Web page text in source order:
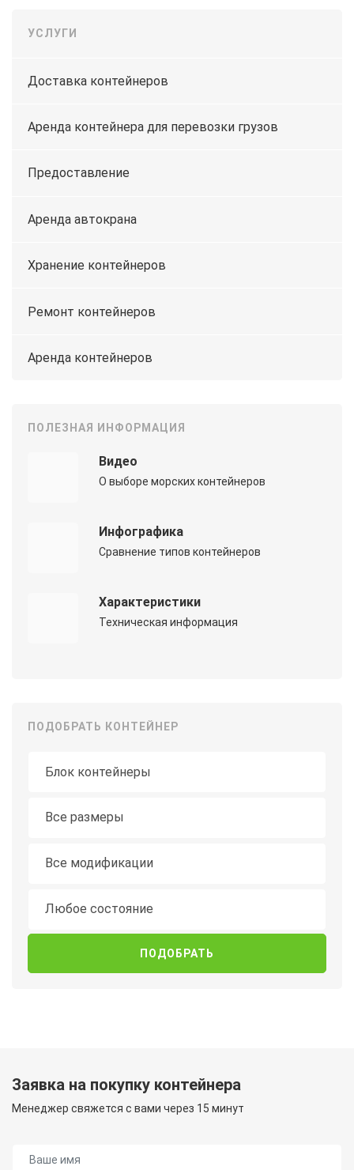
УСЛУГИ
Доставка контейнеров
Аренда контейнера для перевозки грузов
Предоставление
Аренда автокрана
Хранение контейнеров
Ремонт контейнеров
Аренда контейнеров
ПОЛЕЗНАЯ ИНФОРМАЦИЯ
Видео
О выборе морских контейнеров
Инфографика
Сравнение типов контейнеров
Характеристики
Техническая информация
ПОДОБРАТЬ КОНТЕЙНЕР
Все размеры
Все модификации
Любое состояние
Заявка на покупку контейнера
Менеджер свяжется с вами через 15 минут